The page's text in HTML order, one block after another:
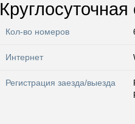
Кол-во номеров
Интернет
Регистрация заезда/выезда